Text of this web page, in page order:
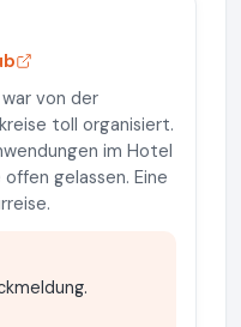
von der
toll organisiert.
im Hotel
gelassen. Eine